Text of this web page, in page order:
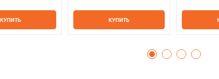
КУПИТЬ КУПИТЬ